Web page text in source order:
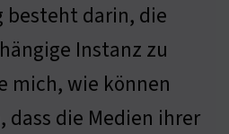
besteht darin, die
Instanz zu
mich, wie können
die Medien ihrer